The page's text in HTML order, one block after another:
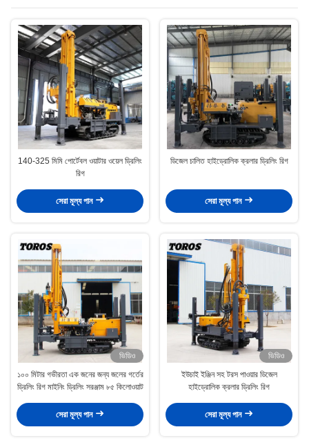
140-325 মিমি পোর্টেবল ওয়াটার ওয়েল ড্রিলিং
রিগ
সেরা মূল্য পান
ডিজেল চালিত হাইড্রোলিক ক্রলার ড্রিলিং রিগ
সেরা মূল্য পান
ভিডিও
১০০ মিটার গভীরতা এক জনের জন্য জলের গর্তের
ড্রিলিং রিগ মাইনিং ড্রিলিং সরঞ্জাম ৮৫ কিলোওয়াট
সেরা মূল্য পান
ভিডিও
ইউচাই ইঞ্জিন সহ টরস পাওয়ার ডিজেল
হাইড্রোলিক ক্রলার ড্রিলিং রিগ
সেরা মূল্য পান